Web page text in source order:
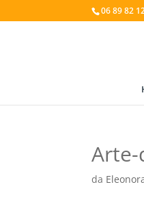
06 89 82
Arte-
da